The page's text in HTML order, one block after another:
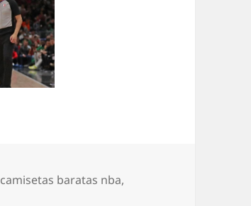
Etiquetas
camisetas baratas nba,